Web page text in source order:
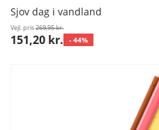
Sjov dag i vandland
Vejl. pris269,95 kr.
151,20 kr. - 44%